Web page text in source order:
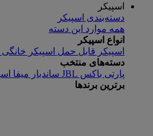
اسپیکر
دسته‌بندی اسپیکر
همه موارد این دسته
انواع اسپیکر
اسپیکر قابل حمل اسپیکر خانگی
دسته‌های منتخب
پارتی باکس JBL
ساندبار میفا
برترین برندها